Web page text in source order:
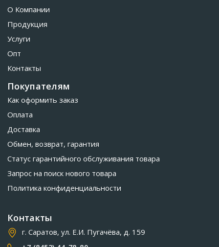
О Компании
Продукция
Услуги
Опт
Контакты
Покупателям
Как оформить заказ
Оплата
Доставка
Обмен, возврат, гарантия
Статус гарантийного обслуживания товара
Запрос на поиск нового товара
Политика конфиденциальности
Контакты
г. Саратов, ул. Е.И. Пугачёва, д. 159